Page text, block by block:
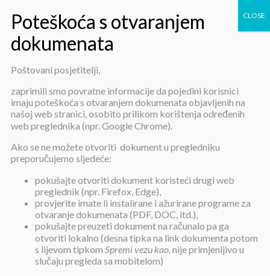
Plan nabave za 2019. godinu
Plan nabave za 2019. godinu
Objavljeno:28. prosinca 2018.
Plan nabave za 2019. godinu /pdf/
Poštovani posjetitelji,
zaprimili smo povratne informacije da pojedini korisnici
imaju poteškoća s otvaranjem dokumenata objavljenih na
našoj web stranici, osobito prilikom korištenja određenih
web preglednika (npr. Google Chrome).
Ako se ne možete otvoriti dokument u pregledniku
preporučujemo sljedeće:
pokušajte otvoriti dokument koristeći drugi web
preglednik (npr. Firefox, Edge),
provjerite imate li instalirane i ažurirane programe za
otvaranje dokumenata (PDF, DOC, itd.),
pokušajte preuzeti dokument na računalo pa ga
otvoriti lokalno (desna tipka na link dokumenta potom
s lijevom tipkom Spremi vezu kao, nije primjenljivo u
slučaju pregleda sa mobitelom)